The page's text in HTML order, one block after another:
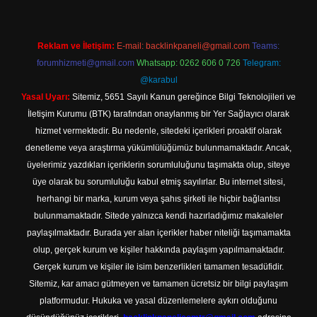
Reklam ve İletişim: E-mail: backlinkpaneli@gmail.com Teams:
forumhizmeti@gmail.com Whatsapp: 0262 606 0 726 Telegram:
@karabul
Yasal Uyarı: Sitemiz, 5651 Sayılı Kanun gereğince Bilgi Teknolojileri ve
İletişim Kurumu (BTK) tarafından onaylanmış bir Yer Sağlayıcı olarak
hizmet vermektedir. Bu nedenle, sitedeki içerikleri proaktif olarak
denetleme veya araştırma yükümlülüğümüz bulunmamaktadır. Ancak,
üyelerimiz yazdıkları içeriklerin sorumluluğunu taşımakta olup, siteye
üye olarak bu sorumluluğu kabul etmiş sayılırlar. Bu internet sitesi,
herhangi bir marka, kurum veya şahıs şirketi ile hiçbir bağlantısı
bulunmamaktadır. Sitede yalnızca kendi hazırladığımız makaleler
paylaşılmaktadır. Burada yer alan içerikler haber niteliği taşımamakta
olup, gerçek kurum ve kişiler hakkında paylaşım yapılmamaktadır.
Gerçek kurum ve kişiler ile isim benzerlikleri tamamen tesadüfidir.
Sitemiz, kar amacı gütmeyen ve tamamen ücretsiz bir bilgi paylaşım
platformudur. Hukuka ve yasal düzenlemelere aykırı olduğunu